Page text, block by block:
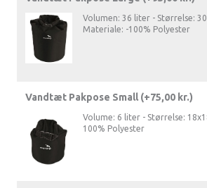
Volumen: 36 liter - Størrelse:
Materiale: -100% Polyester
Vandtæt Pakpose Small (+75,00 kr.)
Volume: 6 liter - Størrelse:
100% Polyester